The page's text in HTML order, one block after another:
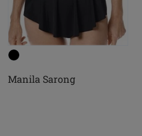
Manila Sarong